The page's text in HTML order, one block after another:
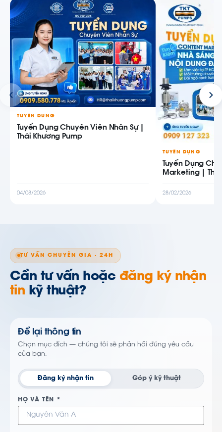
TUYỂN DỤNG
Tuyển Dụng Chuyên Viên Nhân Sự |
Thái Khương Pump
04/08/2026
TUYỂN DỤNG
Tuyển Dụng
Marketing |
28/02/2026
TƯ VẤN CHUYÊN GIA · 24H
Cần tư vấn hoặc đăng ký nhận
tin kỹ thuật?
Để lại thông tin
Chọn mục đích — chúng tôi sẽ phản hồi đúng yêu cầu
của bạn.
Đăng ký nhận tin Góp ý kỹ thuật
HỌ VÀ TÊN *